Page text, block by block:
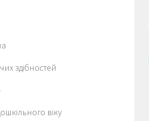
здібностей
віку